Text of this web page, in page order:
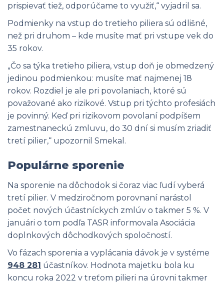
prispievať tiež, odporúčame to využiť,“ vyjadril sa.
Podmienky na vstup do tretieho piliera sú odlišné,
než pri druhom – kde musíte mať pri vstupe vek do
35 rokov.
„Čo sa týka tretieho piliera, vstup doň je obmedzený
jedinou podmienkou: musíte mať najmenej 18
rokov. Rozdiel je ale pri povolaniach, ktoré sú
považované ako rizikové. Vstup pri týchto profesiách
je povinný. Keď pri rizikovom povolaní podpíšem
zamestnaneckú zmluvu, do 30 dní si musím zriadiť
tretí pilier,“ upozornil Smekal.
Populárne sporenie
Na sporenie na dôchodok si čoraz viac ľudí vyberá
tretí pilier. V medziročnom porovnaní narástol
počet nových účastníckych zmlúv o takmer 5 %. V
januári o tom podľa TASR informovala Asociácia
doplnkových dôchodkových spoločností.
Vo fázach sporenia a vyplácania dávok je v systéme
948 281 účastníkov. Hodnota majetku bola ku
koncu roka 2022 v treťom pilieri na úrovni takmer